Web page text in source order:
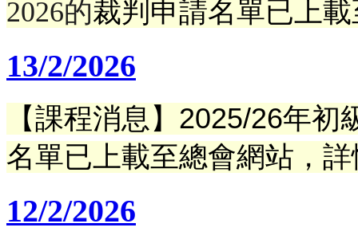
2026的裁判申請名單已上
13/2/2026
【課程消息】 2025/26年初
名單已上載至總會網站 ， 詳
12/2/2026